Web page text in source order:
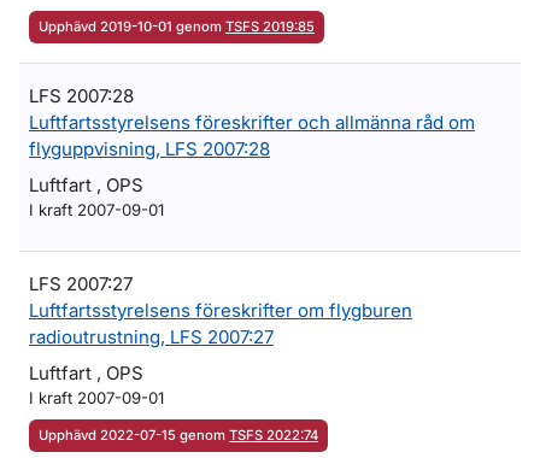
Upphävd 2019-10-01 genom TSFS 2019:85
LFS 2007:28
Luftfartsstyrelsens föreskrifter och allmänna råd om
flyguppvisning, LFS 2007:28
Luftfart , OPS
I kraft 2007-09-01
LFS 2007:27
Luftfartsstyrelsens föreskrifter om flygburen
radioutrustning, LFS 2007:27
Luftfart , OPS
I kraft 2007-09-01
Upphävd 2022-07-15 genom TSFS 2022:74